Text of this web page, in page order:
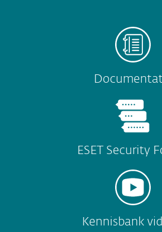
ESET Security
Kennisbank